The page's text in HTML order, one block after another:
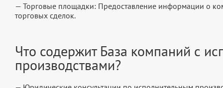
— Торговые площадки: Предоставление информации о
торговых сделок.
Что содержит База компаний с
производствами?